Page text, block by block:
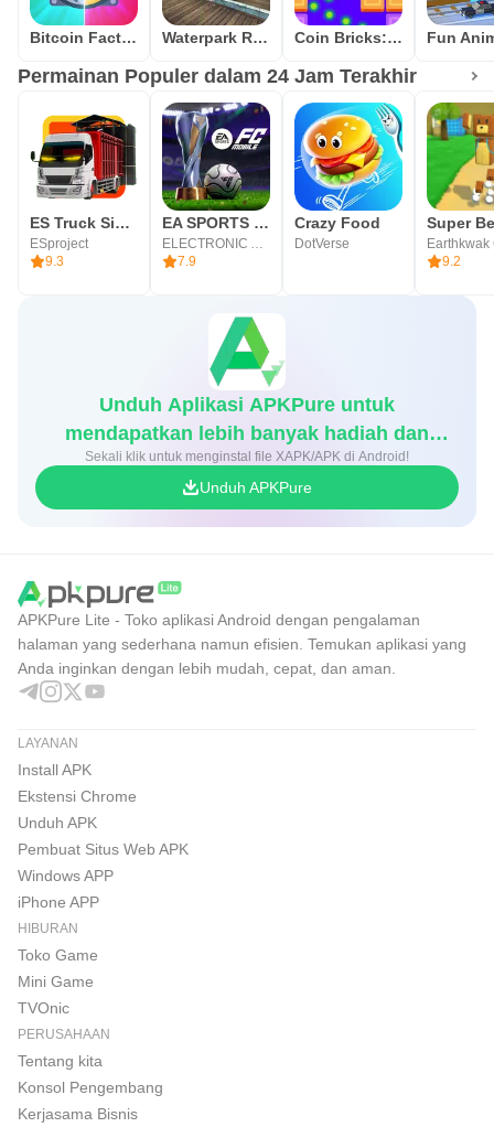
Bitcoin Factory Idle Miner BTC Waterpark Race Coin Bricks: Crush Master
Permainan Populer dalam 24 Jam Terakhir
ES Truck Simulator ID
ESproject
9.3
EA SPORTS FC MOBILE 26
7.9
Crazy Food
DotVerse
9.2
Unduh Aplikasi APKPure untuk
mendapatkan lebih banyak hadiah dan
diskon game
Sekali klik untuk menginstal file XAPK/APK di Android!
Unduh APKPure
APKPure Lite - Toko aplikasi Android dengan pengalaman
halaman yang sederhana namun efisien. Temukan aplikasi yang
Anda inginkan dengan lebih mudah, cepat, dan aman.
LAYANAN
Install APK
Ekstensi Chrome
Unduh APK
Pembuat Situs Web APK
Windows APP
iPhone APP
HIBURAN
Toko Game
Mini Game
TVOnic
PERUSAHAAN
Tentang kita
Konsol Pengembang
Kerjasama Bisnis